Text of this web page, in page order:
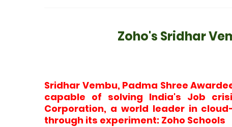
Zoho's Sridhar
Sridhar Vembu, Padma Shree
capable of solving India's Job
Corporation, a world leader in
through its experiment: Zoho Schools